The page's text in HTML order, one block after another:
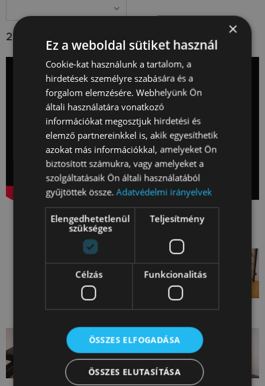
239 750
Képgaléria
×
Ez a weboldal sütiket használ
Cookie-kat használunk a tartalom, a
hirdetések személyre szabására és a
forgalom elemzésére. Webhelyünk Ön
általi használatára vonatkozó
információkat megosztjuk hirdetési és
elemző partnereinkkel is, akik egyesíthetik
azokat más információkkal, amelyeket Ön
biztosított számukra, vagy amelyeket a
szolgáltatásaik Ön általi használatából
gyűjtöttek össze.Adatvédelmi irányelvek
Elengedhetetlenül
szükséges
Teljesítmény
Célzás Funkcionalitás
ÖSSZES ELFOGADÁSA
ÖSSZES ELUTASÍTÁSA